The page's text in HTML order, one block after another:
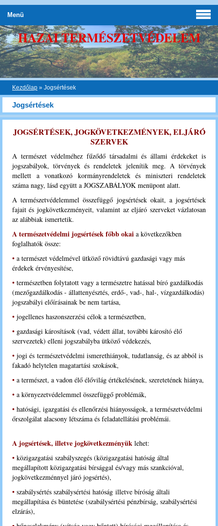
HAZAI TERMÉSZETVÉDELEM
Kezdőlap » Jogsértések
Jogsértések
JOGSÉRTÉSEK, JOGKÖVETKEZMÉNYEK, ELJÁRÓ
SZERVEK
A természet védelméhez fűződő társadalmi és állami érdekeket is
jogszabályok, törvények és rendeletek jelenítik meg. A törvények
mellett a vonatkozó kormányrendeletek és miniszteri rendeletek
száma nagy, lásd együtt a JOGSZABÁLYOK menüpont alatt.
A természetvédelemmel összefüggő jogsértések okait, a jogsértések
fajait és jogkövetkezményeit, valamint az eljáró szerveket vázlatosan
az alábbiak ismertetik.
A természetvédelmi jogsértések főbb okai a következőkben
foglalhatók össze:
• a természet védelmével ütköző rövidtávú gazdasági vagy más
érdekek érvényesítése,
• természetben folytatott vagy a természetre hatással bíró gazdálkodás
(mezőgazdálkodás - állattenyésztés, erdő-, vad-, hal-, vízgazdálkodás)
jogszabályi előírásainak be nem tartása,
• jogellenes haszonszerzési célok a természetben,
• gazdasági károsítások (vad, védett állat, további károsító élő
szervezetek) elleni jogszabályba ütköző védekezés,
• jogi és természetvédelmi ismerethiányok, tudatlanság, és az abból is
fakadó helytelen magatartási szokások,
• a természet, a vadon élő élővilág értékelésének, szeretetének hiánya,
• a környezetvédelemmel összefüggő problémák,
• hatósági, igazgatási és ellenőrzési hiányosságok, a természetvédelmi
őrszolgálat alacsony létszáma és feladatellátási problémái.
A jogsértések, illetve jogkövetkezményük lehet:
• közigazgatási szabályszegés (közigazgatási hatóság által
megállapított közigazgatási bírsággal és/vagy más szankcióval,
jogkövetkezménnyel járó jogsértés),
• szabálysértés szabálysértési hatóság illetve bíróság általi
megállapítása és büntetése (szabálysértési pénzbírság, szabálysértési
elzárás),
Menü